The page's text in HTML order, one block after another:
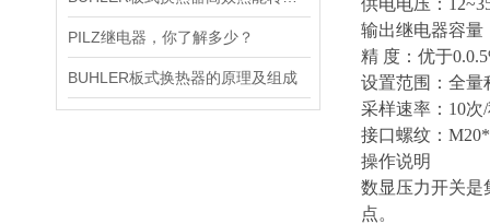
PILZ继电器，你了解多少？
BUHLER板式换热器的原理及组成
供电电压：
输出继电器容量
精 度：优于
设置范围：全量
采样速率：10
接口螺纹：
操作说明
数显压力开关是
点。